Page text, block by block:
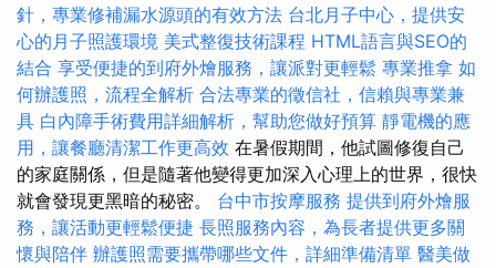
針，專業修補漏水源頭的有效方法 台北月子中心，提供安
心的月子照護環境 美式整復技術課程 HTML語言與SEO的
結合 享受便捷的到府外燴服務，讓派對更輕鬆 專業推拿 如
何辦護照，流程全解析 合法專業的徵信社，信賴與專業兼
具 白內障手術費用詳細解析，幫助您做好預算 靜電機的應
用，讓餐廳清潔工作更高效 在暑假期間，他試圖修復自己
的家庭關係，但是隨著他變得更加深入心理上的世界，很快
就會發現更黑暗的秘密。 台中市按摩服務 提供到府外燴服
務，讓活動更輕鬆便捷 長照服務內容，為長者提供更多關
懷與陪伴 辦護照需要攜帶哪些文件，詳細準備清單 醫美做